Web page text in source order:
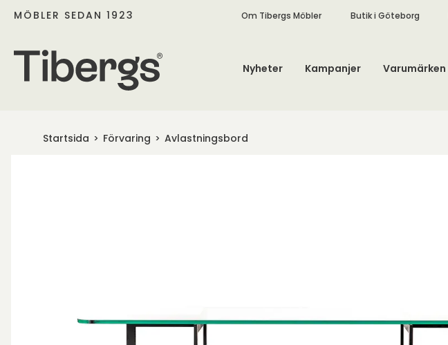
MÖBLER SEDAN 1923 Om Tibergs Möbler Butik i Göteborg
Nyheter Kampanjer Varumärken
Startsida Förvaring Avlastningsbord